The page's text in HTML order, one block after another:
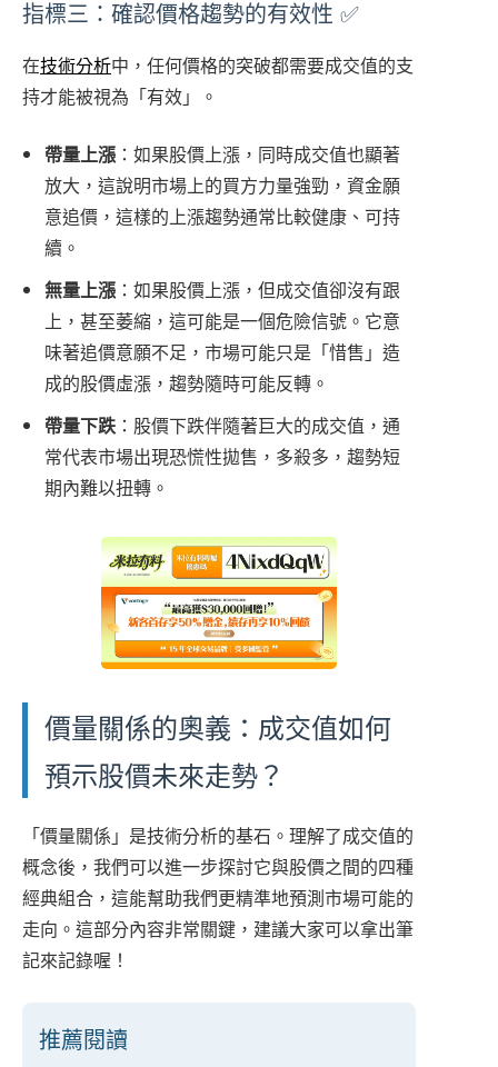
指標三：確認價格趨勢的有效性 ✅
在技術分析中，任何價格的突破都需要成交值的支
持才能被視為「有效」。
帶量上漲 ：如果股價上漲，同時成交值也顯著
放大，這說明市場上的買方力量強勁，資金願
意追價，這樣的上漲趨勢通常比較健康、可持
續。
無量上漲 ：如果股價上漲，但成交值卻沒有跟
上，甚至萎縮，這可能是一個危險信號。它意
味著追價意願不足，市場可能只是「惜售」造
成的股價虛漲，趨勢隨時可能反轉。
帶量下跌 ：股價下跌伴隨著巨大的成交值，通
常代表市場出現恐慌性拋售，多殺多，趨勢短
期內難以扭轉。
價量關係的奧義：成交值如何
預示股價未來走勢？
「價量關係」是技術分析的基石。理解了成交值的
概念後，我們可以進一步探討它與股價之間的四種
經典組合，這能幫助我們更精準地預測市場可能的
走向。這部分內容非常關鍵，建議大家可以拿出筆
記來記錄喔！
推薦閱讀